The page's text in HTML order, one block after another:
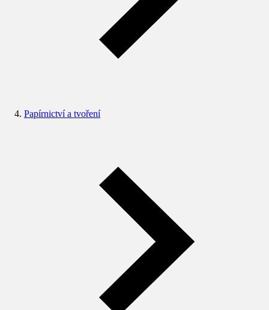
Papírnictví a tvoření